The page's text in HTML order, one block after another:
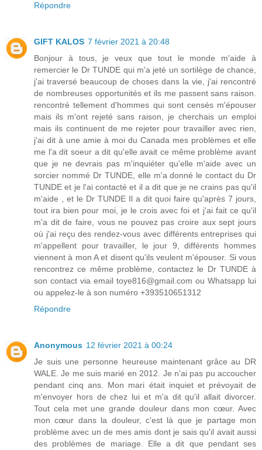
Répondre
GIFT KALOS 7 février 2021 à 20:48
Bonjour à tous, je veux que tout le monde m'aide à
remercier le Dr TUNDE qui m'a jeté un sortilège de chance,
j'ai traversé beaucoup de choses dans la vie, j'ai rencontré
de nombreuses opportunités et ils me passent sans raison.
rencontré tellement d'hommes qui sont censés m'épouser
mais ils m'ont rejeté sans raison, je cherchais un emploi
mais ils continuent de me rejeter pour travailler avec rien,
j'ai dit à une amie à moi du Canada mes problèmes et elle
me l'a dit soeur a dit qu'elle avait ce même problème avant
que je ne devrais pas m'inquiéter qu'elle m'aide avec un
sorcier nommé Dr TUNDE, elle m'a donné le contact du Dr
TUNDE et je l'ai contacté et il a dit que je ne crains pas qu'il
m'aide , et le Dr TUNDE Il a dit quoi faire qu'après 7 jours,
tout ira bien pour moi, je le crois avec foi et j'ai fait ce qu'il
m'a dit de faire, vous ne pouvez pas croire aux sept jours
où j'ai reçu des rendez-vous avec différents entreprises qui
m'appellent pour travailler, le jour 9, différents hommes
viennent à mon A et disent qu'ils veulent m'épouser. Si vous
rencontrez ce même problème, contactez le Dr TUNDE à
son contact via email toye816@gmail.com ou Whatsapp lui
ou appelez-le à son numéro +393510651312
Répondre
Anonymous 12 février 2021 à 00:24
Je suis une personne heureuse maintenant grâce au DR
WALE. Je me suis marié en 2012. Je n'ai pas pu accoucher
pendant cinq ans. Mon mari était inquiet et prévoyait de
m'envoyer hors de chez lui et m'a dit qu'il allait divorcer.
Tout cela met une grande douleur dans mon cœur. Avec
mon cœur dans la douleur, c'est là que je partage mon
problème avec un de mes amis dont je sais qu'il avait aussi
des problèmes de mariage. Elle a dit que pendant ses